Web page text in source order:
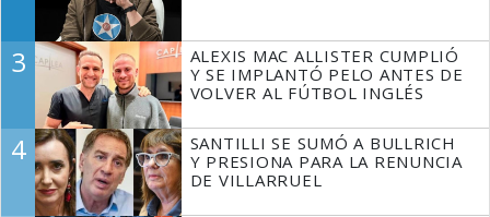
3
ALEXIS MAC ALLISTER CUMPLIÓ
Y SE IMPLANTÓ PELO ANTES DE
VOLVER AL FÚTBOL INGLÉS
4
SANTILLI SE SUMÓ A BULLRICH
Y PRESIONA PARA LA RENUNCIA
DE VILLARRUEL